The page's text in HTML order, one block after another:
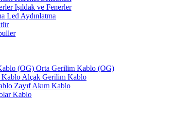
Işıldak ve Fenerler
Led Aydınlatma
Orta Gerilim Kablo (OG)
Alçak Gerilim Kablo
Zayıf Akım Kablo
Kablo